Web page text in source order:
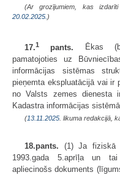
(Ar grozījumiem, kas
20.02.2025.)
17.1 pants. Ēkas
pamatojoties uz
informācijas sistēmas
pieņemta ekspluatācijā vai ir
no Valsts zemes dienesta
Kadastra informācijas sistēmā.
(13.11.2025 . likuma redakcijā,
18.pants. (1) Ja fiziskā
1993.gada 5.aprīļa un
apliecinošs dokuments